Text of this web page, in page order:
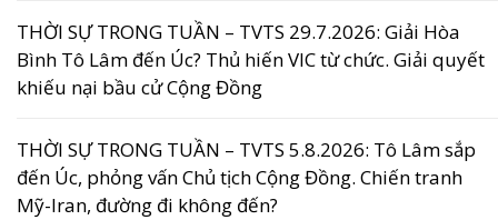
THỜI SỰ TRONG TUẦN – TVTS 29.7.2026: Giải Hòa
Bình Tô Lâm đến Úc? Thủ hiến VIC từ chức. Giải quyết
khiếu nại bầu cử Cộng Đồng
THỜI SỰ TRONG TUẦN – TVTS 5.8.2026: Tô Lâm sắp
đến Úc, phỏng vấn Chủ tịch Cộng Đồng. Chiến tranh
Mỹ-Iran, đường đi không đến?